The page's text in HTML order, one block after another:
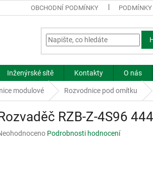
OBCHODNÍ PODMÍNKY
Inženýrské sítě Kontakty O nás
modulové Rozvodnice pod omítku
RZB-Z-4S96
Podrobnosti hodnocení